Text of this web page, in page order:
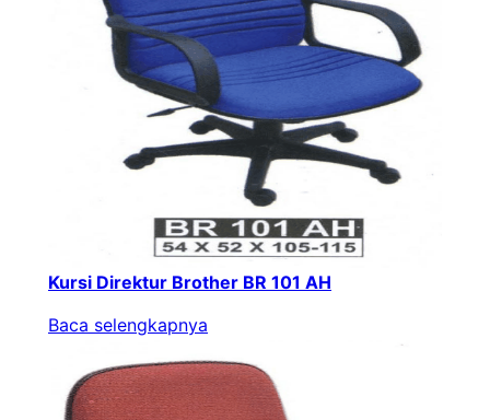
Kursi Direktur Brother BR 101 AH
Baca selengkapnya